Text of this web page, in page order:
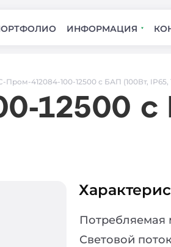
ИНФОРМАЦИЯ
Пром-412084-100-12500 с БАП (100Вт,
12500 с
Потребляемая
Световой